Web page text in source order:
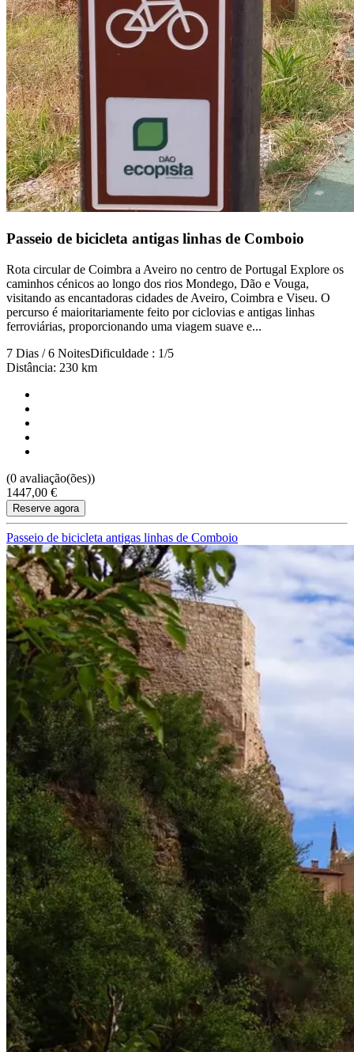
Passeio de bicicleta antigas linhas de Comboio
Rota circular de Coimbra a Aveiro no centro de Portugal Explore os
caminhos cénicos ao longo dos rios Mondego, Dão e Vouga,
visitando as encantadoras cidades de Aveiro, Coimbra e Viseu. O
percurso é maioritariamente feito por ciclovias e antigas linhas
ferroviárias, proporcionando uma viagem suave e...
7 Dias / 6 NoitesDificuldade : 1/5
Distância: 230 km
(0 avaliação(ões))
1447,00 €
Reserve agora
Passeio de bicicleta antigas linhas de Comboio